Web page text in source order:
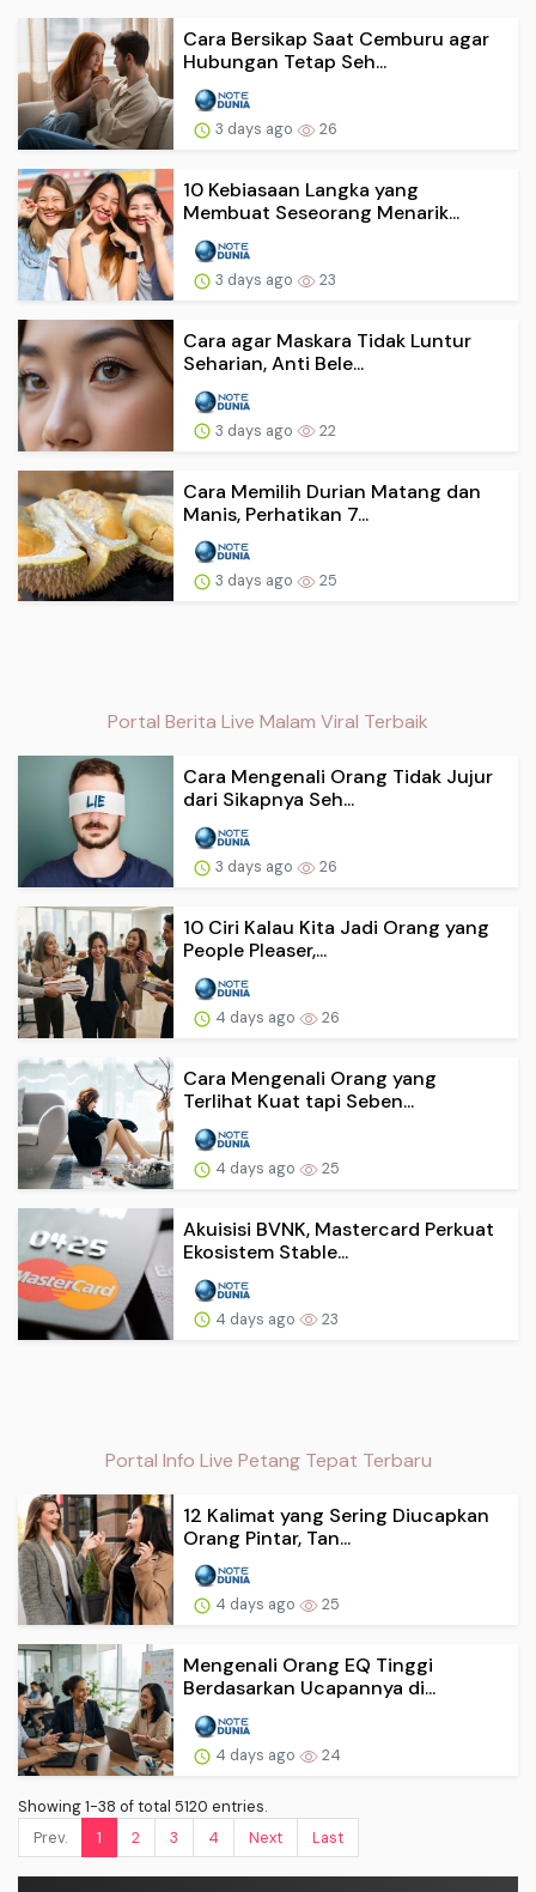
Cara Bersikap Saat Cemburu agar
Hubungan Tetap Seh...
3 days ago 26
10 Kebiasaan Langka yang
Membuat Seseorang Menarik...
3 days ago 23
Cara agar Maskara Tidak Luntur
Seharian, Anti Bele...
3 days ago 22
Cara Memilih Durian Matang dan
Manis, Perhatikan 7...
3 days ago 25
Portal Berita Live Malam Viral Terbaik
Cara Mengenali Orang Tidak Jujur
dari Sikapnya Seh...
3 days ago 26
10 Ciri Kalau Kita Jadi Orang yang
People Pleaser,...
4 days ago 26
Cara Mengenali Orang yang
Terlihat Kuat tapi Seben...
4 days ago 25
Akuisisi BVNK, Mastercard Perkuat
Ekosistem Stable...
4 days ago 23
Portal Info Live Petang Tepat Terbaru
12 Kalimat yang Sering Diucapkan
Orang Pintar, Tan...
4 days ago 25
Mengenali Orang EQ Tinggi
Berdasarkan Ucapannya di...
4 days ago 24
Showing 1-38 of total 5120 entries.
Prev.
1 2 3 4 Next Last